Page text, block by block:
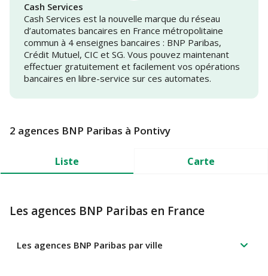
Cash Services
Cash Services est la nouvelle marque du réseau
d’automates bancaires en France métropolitaine
commun à 4 enseignes bancaires : BNP Paribas,
Crédit Mutuel, CIC et SG. Vous pouvez maintenant
effectuer gratuitement et facilement vos opérations
bancaires en libre-service sur ces automates.
2 agences BNP Paribas à Pontivy
Liste Carte
Les agences BNP Paribas en France
Les agences BNP Paribas par ville